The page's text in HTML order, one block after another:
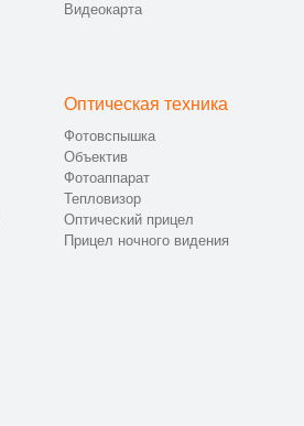
Видеокарта
Оптическая техника
Фотовспышка
Объектив
Фотоаппарат
Тепловизор
Оптический прицел
Прицел ночного видения